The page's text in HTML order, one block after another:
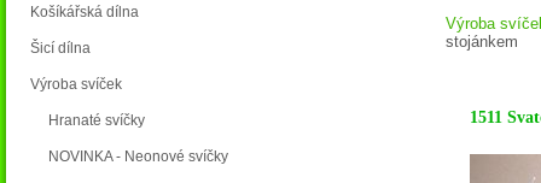
Košíkářská dílna
Šicí dílna
Výroba svíček
Hranaté svíčky
NOVINKA - Neonové svíčky
Výroba
stojánkem
1511